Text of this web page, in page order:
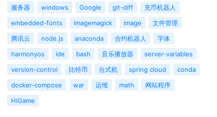
服务器 windows Google git-diff
充币机器人
embedded-fonts
imagemagick image
文件管理
腾讯云
node.js anaconda 合约机器人
字体
harmonyos
ide bash 音乐播放器
server-variables
version-control
比特币 台式机 spring cloud
conda
docker-compose
war 运维 math
网站程序
HiGame